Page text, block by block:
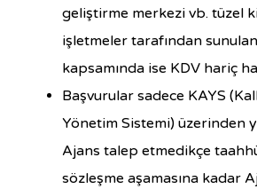
geliştirme merkezi vb. tüzel
işletmeler tarafından
kapsamında ise KDV hariç
Başvurular sadece KAYS
Yönetim Sistemi) üzerinden
Ajans talep etmedikçe
sözleşme aşamasına kadar